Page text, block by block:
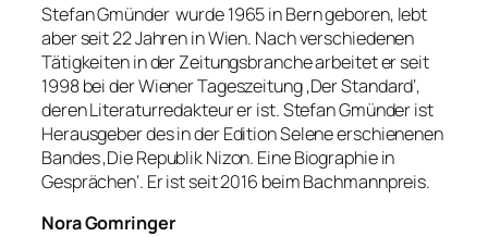
Stefan Gmünder wurde 1965 in Bern geboren, lebt
aber seit 22 Jahren in Wien. Nach verschiedenen
Tätigkeiten in der Zeitungsbranche arbeitet er seit
1998 bei der Wiener Tageszeitung ‚Der Standard‘,
deren Literaturredakteur er ist. Stefan Gmünder ist
Herausgeber des in der Edition Selene erschienenen
Bandes ‚Die Republik Nizon. Eine Biographie in
Gesprächen‘. Er ist seit 2016 beim Bachmannpreis.
Nora Gomringer